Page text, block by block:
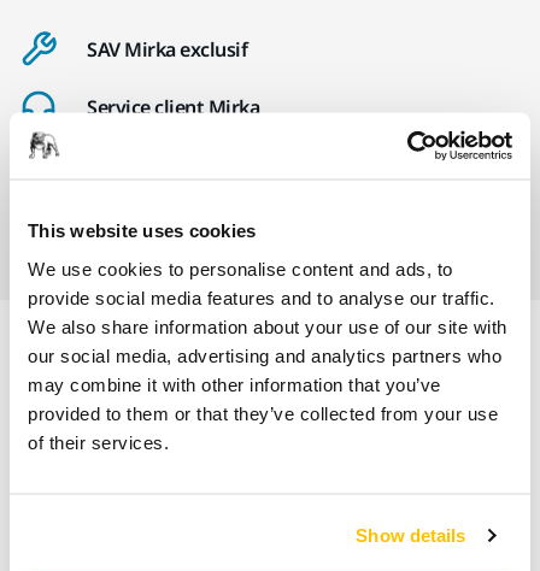
This website uses cookies
We use cookies to personalise content and ads, to
provide social media features and to analyse our traffic.
We also share information about your use of our site with
our social media, advertising and analytics partners who
may combine it with other information that you’ve
provided to them or that they’ve collected from your use
of their services.
Show details
SAV Mirka exclusif
Service client Mirka
Garantie 2 ans + 1 an offert pour les outils
Abrasifs & outils professionnels au service d'une
Informations produit
Détails techniques